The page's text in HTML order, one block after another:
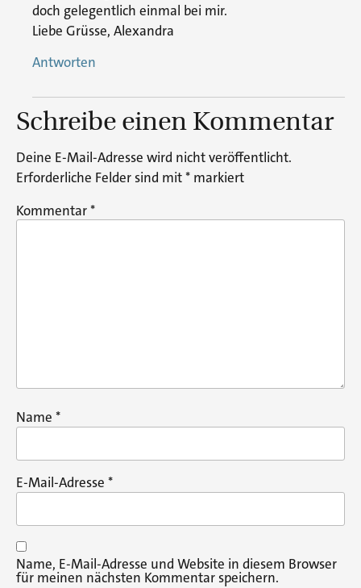
doch gelegentlich einmal bei mir.
Liebe Grüsse, Alexandra
Antworten
Schreibe einen Kommentar
Deine E-Mail-Adresse wird nicht veröffentlicht.
Erforderliche Felder sind mit* markiert
Kommentar*
Name *
E-Mail-Adresse *
Name, E-Mail-Adresse und Website in diesem Browser
für meinen nächsten Kommentar speichern.